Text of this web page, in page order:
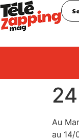
Au
au 14/